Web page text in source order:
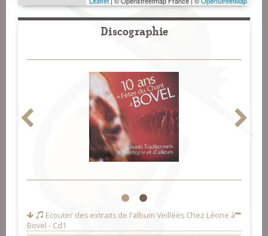
Discographie
1 2
Ecouter des extraits de l'album Veillées Chez Léone à
Bovel - Cd1